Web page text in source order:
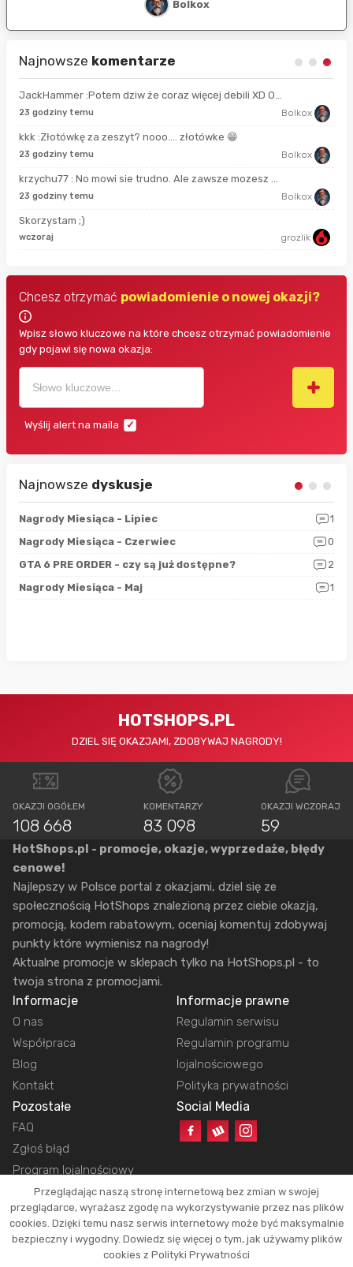
Bolkox
Najnowsze komentarze
JackHammer :Potem dziw że coraz więcej debili XD O...
23 godziny temu Bolkox
kkk :Złotówkę za zeszyt? nooo…. złotówke 😁
23 godziny temu Bolkox
krzychu77 : No mowi sie trudno. Ale zawsze mozesz ...
23 godziny temu Bolkox
Skorzystam ;)
wczoraj grozlik
Chcesz otrzymać powiadomienie o nowej okazji?
Wpisz słowo kluczowe na które chcesz otrzymać powiadomienie
gdy pojawi się nowa okazja:
Wyślij alert na maila
Najnowsze dyskusje
Nagrody Miesiąca - Lipiec
1
Nagrody Miesiąca - Czerwiec
0
GTA 6 PRE ORDER - czy są już dostępne?
2
Nagrody Miesiąca - Maj
1
HOTSHOPS.PL
DZIEL SIĘ OKAZJAMI, ZDOBYWAJ NAGRODY!
OKAZJI OGÓŁEM
108 668
KOMENTARZY
83 098
OKAZJI WCZORAJ
59
HotShops.pl - promocje, okazje, wyprzedaże, błędy
cenowe!
Najlepszy w Polsce portal z okazjami, dziel się ze
społecznością HotShops znalezioną przez ciebie okazją,
promocją, kodem rabatowym, oceniaj komentuj zdobywaj
punkty które wymienisz na nagrody!
Aktualne promocje w sklepach tylko na HotShops.pl - to
twoja strona z promocjami.
Informacje
O nas
Współpraca
Blog
Kontakt
Informacje prawne
Regulamin serwisu
Regulamin programu
lojalnościowego
Polityka prywatności
Pozostałe
FAQ
Zgłoś błąd
Program lojalnościowy
Social Media
Copyright © 2026 HotShops.pl - Wszelkie prawa zastrzeżone.
Jako partnerzy możemy otrzymać prowizję za dokonanie zakupów z naszych
linków. Dzięki temu jesteśmy w stanie utrzymać działanie naszego portalu.
Przeglądając naszą stronę internetową bez zmian w swojej
przeglądarce, wyrażasz zgodę na wykorzystywanie przez nas plików
cookies. Dzięki temu nasz serwis internetowy może być maksymalnie
bezpieczny i wygodny. Dowiedz się więcej o tym, jak używamy plików
cookies z Polityki Prywatności